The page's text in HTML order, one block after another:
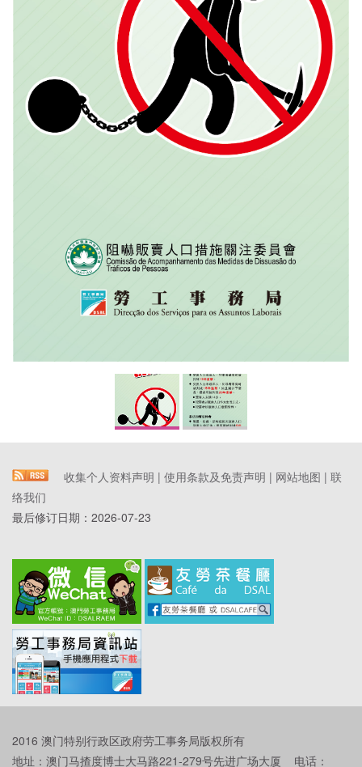
收集个人资料声明 | 使用条款及免责声明 | 网站地图 | 联
络我们
最后修订日期： 2026-07-23
2016 澳门特别行政区政府劳工事务局版权所有
地址：澳门马揸度博士大马路221-279号先进广场大厦 电话：